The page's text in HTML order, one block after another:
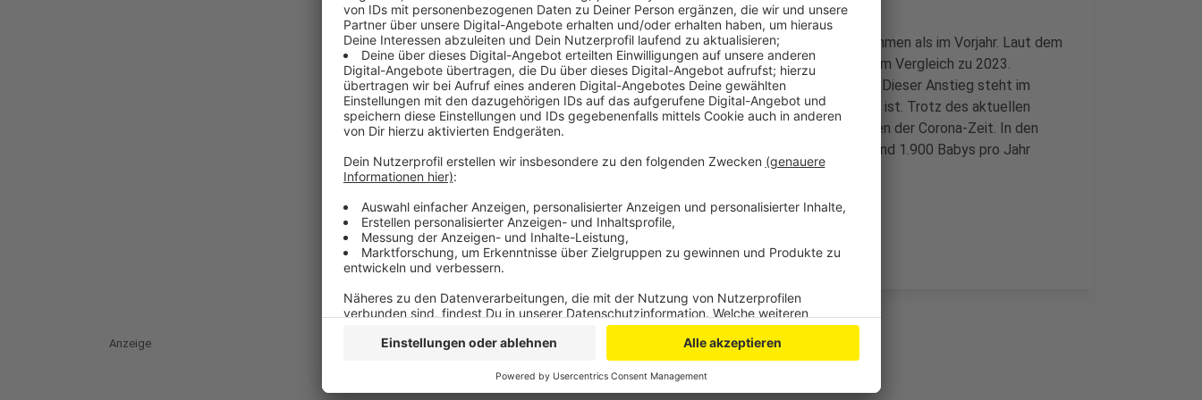
Im Kreis Euskirchen sind im Jahr 2024 mehr Babys zur Welt gekommen als im Vorjahr. Laut dem
Statistischen Landesamt stieg die Geburtenzahl um 2,1 Prozent im Vergleich zu 2023.
Insgesamt wurden 1.670 Kinder geboren, so die erste Schätzung. Dieser Anstieg steht im
Gegensatz zum Landestrend, bei dem die Geburtenrate gesunken ist. Trotz des aktuellen
Zuwachses liegen die Zahlen jedoch noch unter den Spitzenwerten der Corona-Zeit. In den
Jahren 2020 und 2021 wurden im Kreis Euskirchen in der Spitze rund 1.900 Babys pro Jahr
geboren.
Anzeige
Anzeige